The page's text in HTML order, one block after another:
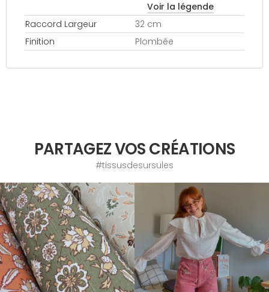
Voir la légende
Raccord Largeur
32 cm
Finition
Plombée
PARTAGEZ VOS CRÉATIONS
#tissusdesursules